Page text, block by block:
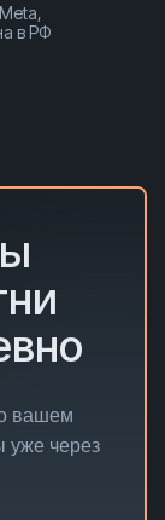
в РФ
вашем
уже через